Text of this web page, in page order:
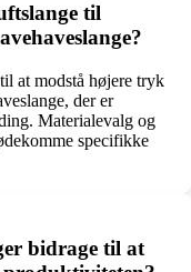
til
at modstå højere tryk
der er
Materialevalg og
specifikke
bidrage til at